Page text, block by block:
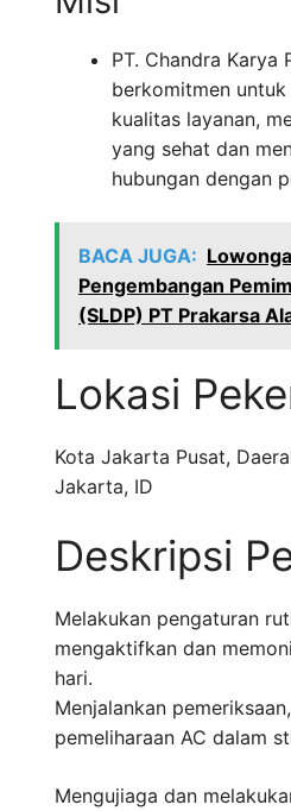
PT. Chandra Karya
berkomitmen
kualitas layanan,
yang sehat dan
hubungan dengan
BACA JUGA:
Pengembangan
(SLDP) PT Prakarsa
Lokasi
Kota Jakarta Pusat,
Jakarta, ID
Deskripsi
Melakukan pengaturan
mengaktifkan dan
hari.
Menjalankan
pemeliharaan AC dalam
Mengujiaga dan